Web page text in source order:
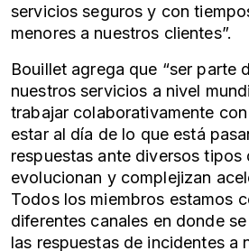
servicios seguros y con
menores a nuestros clientes”.
Bouillet agrega que “ser parte
nuestros servicios a nivel
trabajar colaborativamente
estar al día de lo que está
respuestas ante diversos tipos
evolucionan y complejizan
Todos los miembros estamos
diferentes canales en donde
las respuestas de incidentes a